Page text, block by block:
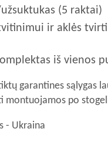
(5 raktai)
ir aklės
iš vienos
garantines sąlygas
montuojamos po
- Ukraina